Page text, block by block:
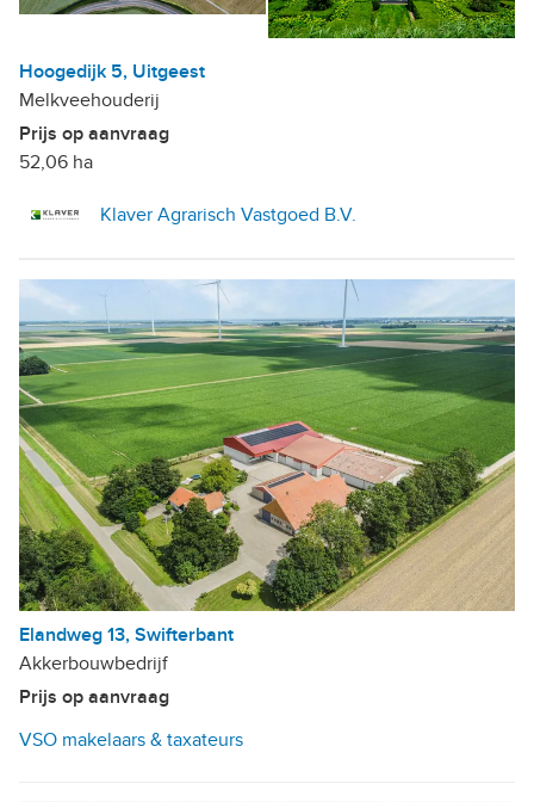
Hoogedijk 5, Uitgeest
Melkveehouderij
Prijs op aanvraag
52,06 ha
Klaver Agrarisch Vastgoed B.V.
Elandweg 13, Swifterbant
Akkerbouwbedrijf
Prijs op aanvraag
VSO makelaars & taxateurs